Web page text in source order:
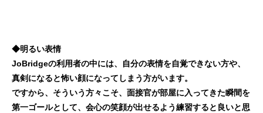
◆明るい表情
JoBridgeの利用者の中には、自分の表情を自覚できない方や、
真剣になると怖い顔になってしまう方がいます。
ですから、そういう方々こそ、面接官が部屋に入ってきた瞬間を
第一ゴールとして、会心の笑顔が出せるよう練習すると良いと思